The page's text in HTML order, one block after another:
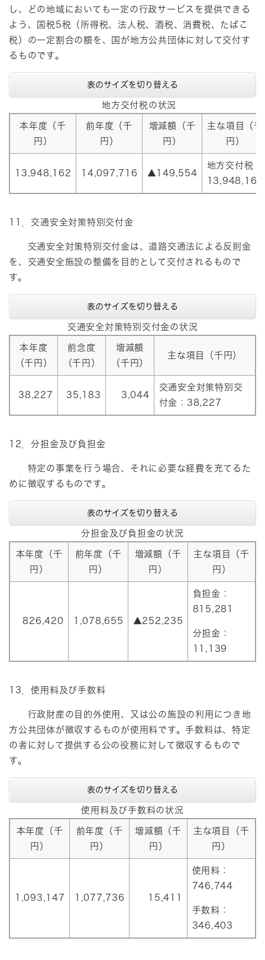
し、どの地域においても一定の行政サービスを提供できる
よう、国税5税（所得税、法人税、酒税、消費税、たばこ
税）の一定割合の額を、国が地方公共団体に対して交付す
るものです。
表のサイズを切り替える
地方交付税の状況
本年度（千
円）
前年度（千
円）
増減額（千
円）
主な項目（千
円）
13,948,162 14,097,716 ▲149,554
地方交付税：
13,948,162
11．交通安全対策特別交付金
交通安全対策特別交付金は、道路交通法による反則金
を、交通安全施設の整備を目的として交付されるもので
す。
表のサイズを切り替える
交通安全対策特別交付金の状況
本年度
（千円）
前念度
（千円）
増減額
（千円）
主な項目（千円）
38,227 35,183 3,044
交通安全対策特別交
付金：38,227
12．分担金及び負担金
特定の事業を行う場合、それに必要な経費を充てるた
めに徴収するものです。
表のサイズを切り替える
分担金及び負担金の状況
本年度（千
円）
前年度（千
円）
増減額（千
円）
主な項目（千
円）
826,420 1,078,655 ▲252,235
負担金：
815,281
分担金：
11,139
13．使用料及び手数料
行政財産の目的外使用、又は公の施設の利用につき地
方公共団体が徴収するものが使用料です。手数料は、特定
の者に対して提供する公の役務に対して徴収するもので
す。
表のサイズを切り替える
使用料及び手数料の状況
本年度（千
円）
前年度（千
円）
増減額（千
円）
主な項目（千
円）
1,093,147 1,077,736 15,411
使用料：
746,744
手数料：
346,403